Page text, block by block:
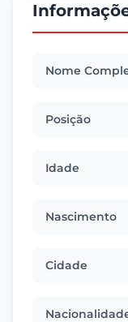
Nome
Posição
Idade
Nascimento
Cidade